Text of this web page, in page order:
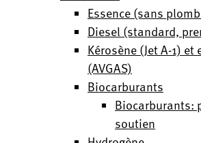
Essence (sans
Diesel (standard,
Kérosène (Jet A-1)
(AVGAS)
Biocarburants
Biocarburants:
soutien